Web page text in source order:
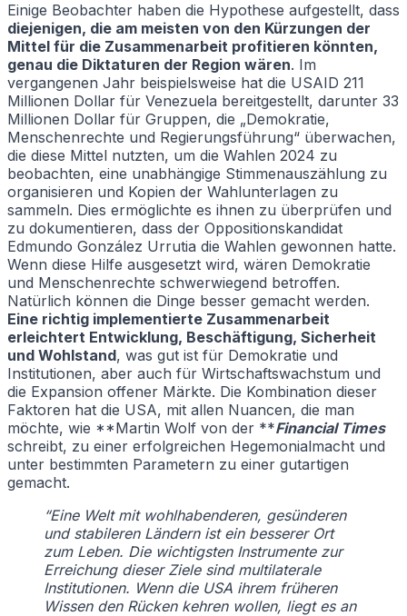
Einige Beobachter haben die Hypothese aufgestellt, dass
diejenigen, die am meisten von den Kürzungen der
Mittel für die Zusammenarbeit profitieren könnten,
genau die Diktaturen der Region wären. Im
vergangenen Jahr beispielsweise hat die USAID 211
Millionen Dollar für Venezuela bereitgestellt, darunter 33
Millionen Dollar für Gruppen, die „Demokratie,
Menschenrechte und Regierungsführung“ überwachen,
die diese Mittel nutzten, um die Wahlen 2024 zu
beobachten, eine unabhängige Stimmenauszählung zu
organisieren und Kopien der Wahlunterlagen zu
sammeln. Dies ermöglichte es ihnen zu überprüfen und
zu dokumentieren, dass der Oppositionskandidat
Edmundo González Urrutia die Wahlen gewonnen hatte.
Wenn diese Hilfe ausgesetzt wird, wären Demokratie
und Menschenrechte schwerwiegend betroffen.
Natürlich können die Dinge besser gemacht werden.
Eine richtig implementierte Zusammenarbeit
erleichtert Entwicklung, Beschäftigung, Sicherheit
und Wohlstand, was gut ist für Demokratie und
Institutionen, aber auch für Wirtschaftswachstum und
die Expansion offener Märkte. Die Kombination dieser
Faktoren hat die USA, mit allen Nuancen, die man
möchte, wie **Martin Wolf von der **Financial Times
schreibt, zu einer erfolgreichen Hegemonialmacht und
unter bestimmten Parametern zu einer gutartigen
gemacht.
“Eine Welt mit wohlhabenderen, gesünderen
und stabileren Ländern ist ein besserer Ort
zum Leben. Die wichtigsten Instrumente zur
Erreichung dieser Ziele sind multilaterale
Institutionen. Wenn die USA ihrem früheren
Wissen den Rücken kehren wollen, liegt es an